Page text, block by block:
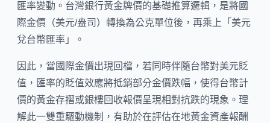
匯率變動。台灣銀行黃金牌價的基礎推算邏輯，是將國
際金價（美元/盎司）轉換為公克單位後，再乘上「美元
兌台幣匯率」。
因此，當國際金價出現回檔，若同時伴隨台幣對美元貶
值，匯率的貶值效應將抵銷部分金價跌幅，使得台幣計
價的黃金存摺或銀樓回收報價呈現相對抗跌的現象。理
解此一雙重驅動機制，有助於在評估在地黃金資產報酬